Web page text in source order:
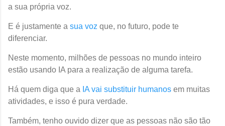
a sua própria voz.
E é justamente a sua voz que, no futuro, pode te
diferenciar.
Neste momento, milhões de pessoas no mundo inteiro
estão usando IA para a realização de alguma tarefa.
Há quem diga que a IA vai substituir humanos em muitas
atividades, e isso é pura verdade.
Também, tenho ouvido dizer que as pessoas não são tão